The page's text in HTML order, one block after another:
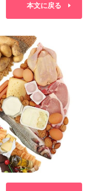
本文に戻る